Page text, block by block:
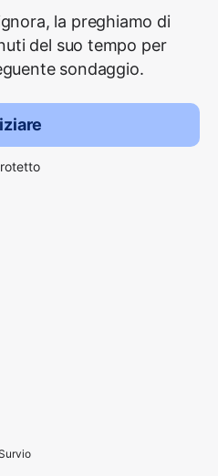
la preghiamo di
del suo tempo per
sondaggio.